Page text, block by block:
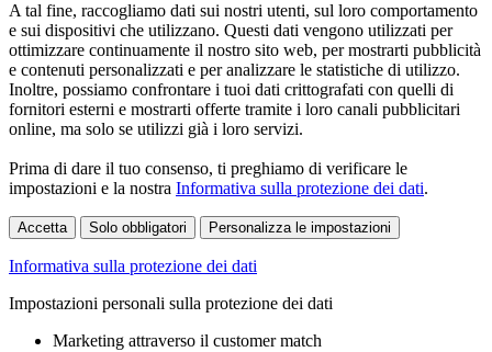
A tal fine, raccogliamo dati sui nostri utenti, sul loro comportamento
e sui dispositivi che utilizzano. Questi dati vengono utilizzati per
ottimizzare continuamente il nostro sito web, per mostrarti pubblicità
e contenuti personalizzati e per analizzare le statistiche di utilizzo.
Inoltre, possiamo confrontare i tuoi dati crittografati con quelli di
fornitori esterni e mostrarti offerte tramite i loro canali pubblicitari
online, ma solo se utilizzi già i loro servizi.
Prima di dare il tuo consenso, ti preghiamo di verificare le
impostazioni e la nostra Informativa sulla protezione dei dati.
Accetta Solo obbligatori Personalizza le impostazioni
Informativa sulla protezione dei dati
Impostazioni personali sulla protezione dei dati
Marketing attraverso il customer match